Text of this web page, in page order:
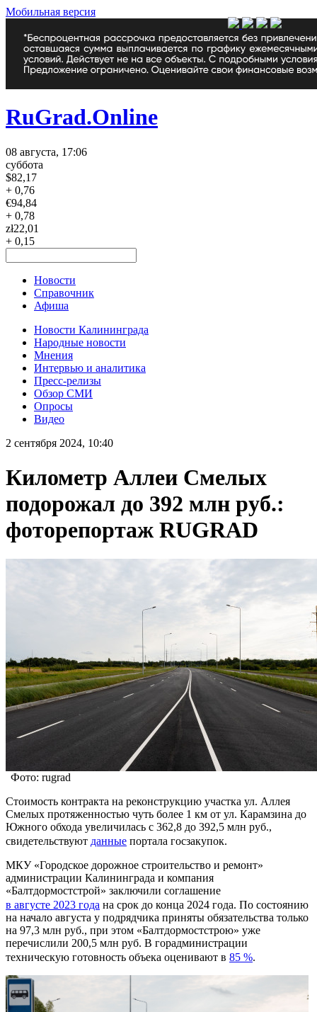
Мобильная версия
RuGrad.Online
08 августа, 17:06
суббота
$82,17
+ 0,76
€94,84
+ 0,78
zł22,01
+ 0,15
Новости
Справочник
Афиша
Новости Калининграда
Народные новости
Мнения
Интервью и аналитика
Пресс-релизы
Обзор СМИ
Опросы
Видео
2 сентября 2024, 10:40
Километр Аллеи Смелых
подорожал до 392 млн руб.:
фоторепортаж RUGRAD
Фото: rugrad
Стоимость контракта на реконструкцию участка ул. Аллея
Смелых протяженностью чуть более 1 км от ул. Карамзина до
Южного обхода увеличилась с 362,8 до 392,5 млн руб.,
свидетельствуют данные портала госзакупок.
МКУ «Городское дорожное строительство и ремонт»
администрации Калининграда и компания
«Балтдормостстрой» заключили соглашение
в августе 2023 года на срок до конца 2024 года. По состоянию
на начало августа у подрядчика приняты обязательства только
на 97,3 млн руб., при этом «Балтдормостстрою» уже
перечислили 200,5 млн руб. В горадминистрации
техническую готовность объека оценивают в 85 %.